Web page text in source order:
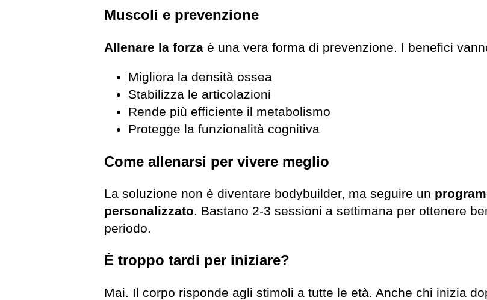
Muscoli e prevenzione
Allenare la forza è una vera forma di prevenzione. I benefici
Migliora la densità ossea
Stabilizza le articolazioni
Rende più efficiente il metabolismo
Protegge la funzionalità cognitiva
Come allenarsi per vivere meglio
La soluzione non è diventare bodybuilder, ma seguire un
personalizzato. Bastano 2-3 sessioni a settimana per ottenere
periodo.
È troppo tardi per iniziare?
Mai. Il corpo risponde agli stimoli a tutte le età. Anche chi inizia